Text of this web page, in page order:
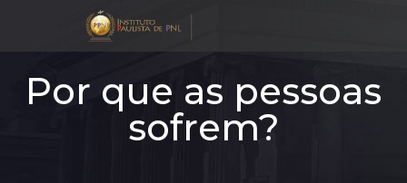
Por que as pessoas
sofrem?